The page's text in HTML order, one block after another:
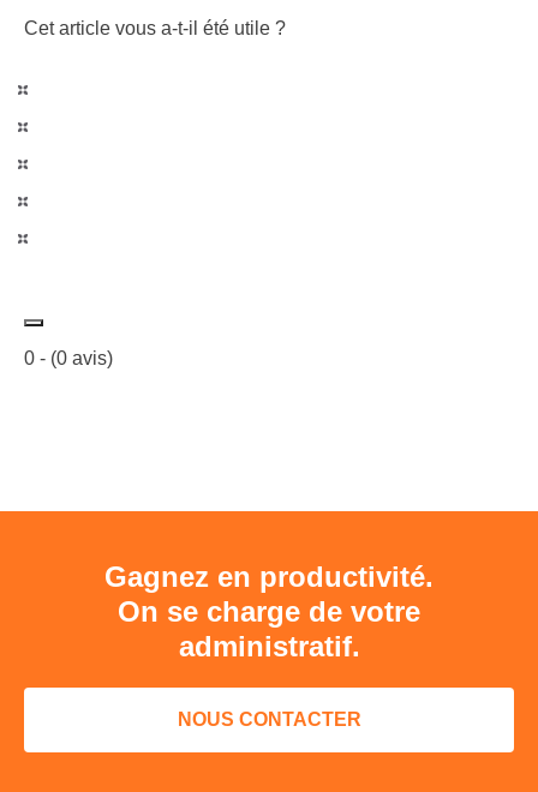
Cet article vous a-t-il été utile ?
0 - (0 avis)
Gagnez en productivité.
On se charge de votre
administratif.
NOUS CONTACTER